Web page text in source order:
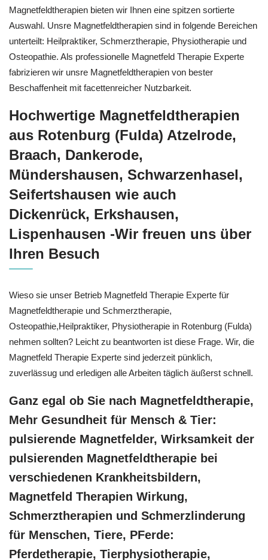
Magnetfeldtherapien bieten wir Ihnen eine spitzen sortierte
Auswahl. Unsre Magnetfeldtherapien sind in folgende Bereichen
unterteilt: Heilpraktiker, Schmerztherapie, Physiotherapie und
Osteopathie. Als professionelle Magnetfeld Therapie Experte
fabrizieren wir unsre Magnetfeldtherapien von bester
Beschaffenheit mit facettenreicher Nutzbarkeit.
Hochwertige Magnetfeldtherapien
aus Rotenburg (Fulda) Atzelrode,
Braach, Dankerode,
Mündershausen, Schwarzenhasel,
Seifertshausen wie auch
Dickenrück, Erkshausen,
Lispenhausen -Wir freuen uns über
Ihren Besuch
Wieso sie unser Betrieb Magnetfeld Therapie Experte für
Magnetfeldtherapie und Schmerztherapie,
Osteopathie,Heilpraktiker, Physiotherapie in Rotenburg (Fulda)
nehmen sollten? Leicht zu beantworten ist diese Frage. Wir, die
Magnetfeld Therapie Experte sind jederzeit pünklich,
zuverlässug und erledigen alle Arbeiten täglich äußerst schnell.
Ganz egal ob Sie nach Magnetfeldtherapie,
Mehr Gesundheit für Mensch & Tier:
pulsierende Magnetfelder, Wirksamkeit der
pulsierenden Magnetfeldtherapie bei
verschiedenen Krankheitsbildern,
Magnetfeld Therapien Wirkung,
Schmerztherapien und Schmerzlinderung
für Menschen, Tiere, PFerde:
Pferdetherapie, Tierphysiotherapie,